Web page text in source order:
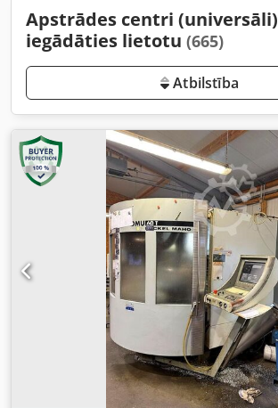
Apstrādes centri (universāli)
iegādāties lietotu (665)
Atbilstība